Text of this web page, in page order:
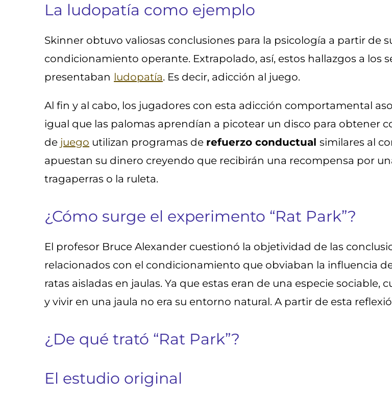
La ludopatía como ejemplo
Skinner obtuvo valiosas conclusiones para la psicología a partir de
condicionamiento operante. Extrapolado, así, estos hallazgos a los
presentaban ludopatía. Es decir, adicción al juego.
Al fin y al cabo, los jugadores con esta adicción comportamental
igual que las palomas aprendían a picotear un disco para obtener
de juego utilizan programas de refuerzo conductual similares al
apuestan su dinero creyendo que recibirán una recompensa por
tragaperras o la ruleta.
¿Cómo surge el experimento “Rat Park”?
El profesor Bruce Alexander cuestionó la objetividad de las
relacionados con el condicionamiento que obviaban la influencia
ratas aisladas en jaulas. Ya que estas eran de una especie
y vivir en una jaula no era su entorno natural. A partir de esta
¿De qué trató “Rat Park”?
El estudio original